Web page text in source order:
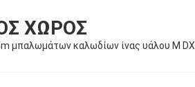
ΧΏΡΟΣ
μπαλωμάτων καλωδίων ίνας υάλου Μ DX